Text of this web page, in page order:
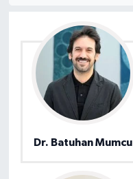
Dr. Batuhan Mumcu